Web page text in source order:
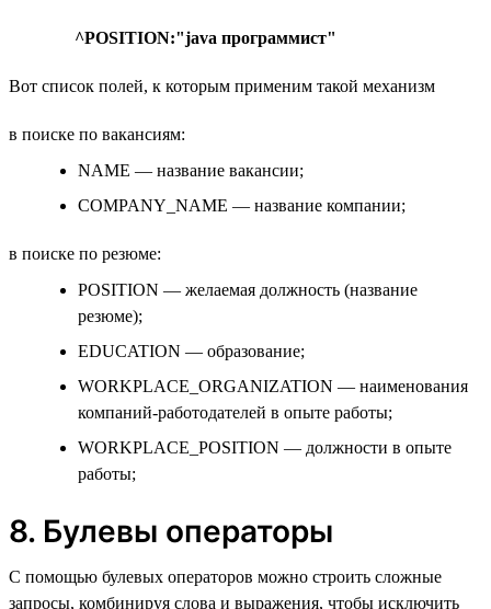
^POSITION:"java программист"
Вот список полей, к которым применим такой механизм
в поиске по вакансиям:
NAME — название вакансии;
COMPANY_NAME — название компании;
в поиске по резюме:
POSITION — желаемая должность (название
резюме);
EDUCATION — образование;
WORKPLACE_ORGANIZATION — наименования
компаний-работодателей в опыте работы;
WORKPLACE_POSITION — должности в опыте
работы;
8. Булевы операторы
С помощью булевых операторов можно строить сложные
запросы, комбинируя слова и выражения, чтобы исключить